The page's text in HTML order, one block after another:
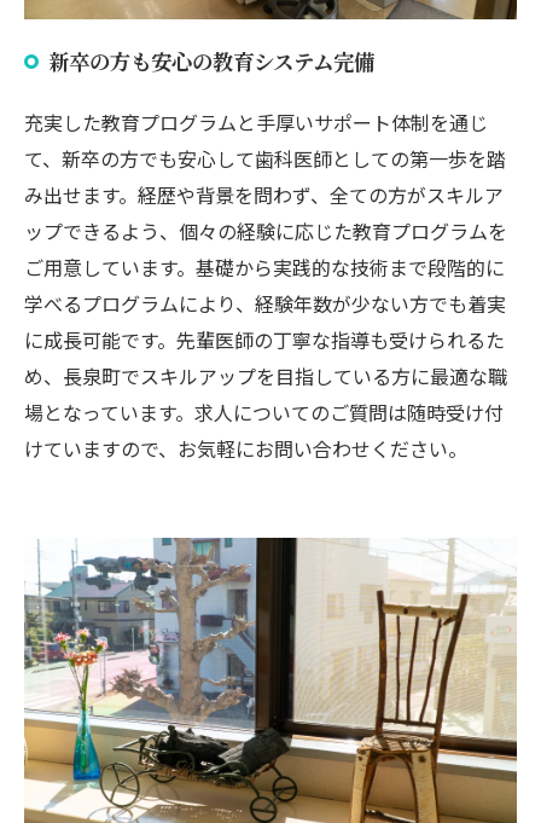
新卒の方も安心の教育システム完備
充実した教育プログラムと手厚いサポート体制を通じ
て、新卒の方でも安心して歯科医師としての第一歩を踏
み出せます。経歴や背景を問わず、全ての方がスキルア
ップできるよう、個々の経験に応じた教育プログラムを
ご用意しています。基礎から実践的な技術まで段階的に
学べるプログラムにより、経験年数が少ない方でも着実
に成長可能です。先輩医師の丁寧な指導も受けられるた
め、長泉町でスキルアップを目指している方に最適な職
場となっています。求人についてのご質問は随時受け付
けていますので、お気軽にお問い合わせください。